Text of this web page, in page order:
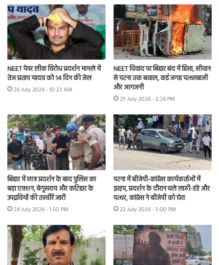
NEET पेपर लीक विरोध प्रदर्शन मामले में
तेज प्रताप यादव को 14 दिन की जेल
26 July 2026 - 10:23 AM
NEET विवाद पर बिहार बंद में हिंसा, सीवान
से पटना तक बवाल, कई जगह पत्थरबाजी
और आगजनी
25 July 2026 - 2:26 PM
बिहार में छात्र प्रदर्शन के बाद पुलिस का
बड़ा एक्शन, बेगूसराय और कटिहार के
उपद्रवियों की तस्वीरें जारी
24 July 2026 - 1:50 PM
पटना में बीजेपी-कांग्रेस कार्यकर्ताओं में
झड़प, प्रदर्शन के दौरान चले लाठी-डंडे और
पत्थर, कांग्रेस ने बीजेपी को घेरा
22 July 2026 - 5:00 PM